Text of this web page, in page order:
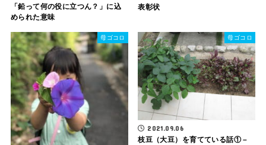
「鉛って何の役に立つん？」に込
められた意味
表彰状
母ゴコロ 母ゴコロ
2021.09.06
枝豆（大豆）を育てている話① –